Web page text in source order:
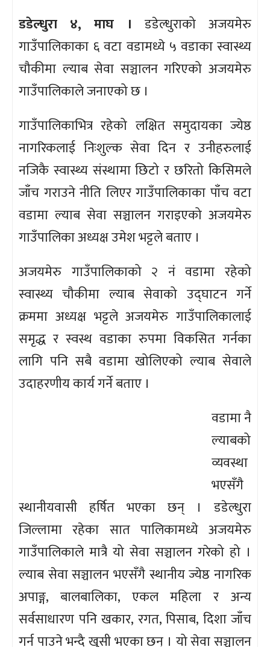
डडेल्धुरा ४, माघ । डडेल्धुराको अजयमेरु
गाउँपालिकाका ६ वटा वडामध्ये ५ वडाका स्वास्थ्य
चौकीमा ल्याब सेवा सञ्चालन गरिएको अजयमेरु
गाउँपालिकाले जनाएको छ ।
गाउँपालिकाभित्र रहेको लक्षित समुदायका ज्येष्ठ
नागरिकलाई निःशुल्क सेवा दिन र उनीहरुलाई
नजिकै स्वास्थ्य संस्थामा छिटो र छरितो किसिमले
जाँच गराउने नीति लिएर गाउँपालिकाका पाँच वटा
वडामा ल्याब सेवा सञ्चालन गराइएको अजयमेरु
गाउँपालिका अध्यक्ष उमेश भट्टले बताए ।
अजयमेरु गाउँपालिकाको २ नं वडामा रहेको
स्वास्थ्य चौकीमा ल्याब सेवाको उद्घाटन गर्ने
क्रममा अध्यक्ष भट्टले अजयमेरु गाउँपालिकालाई
समृद्ध र स्वस्थ वडाका रुपमा विकसित गर्नका
लागि पनि सबै वडामा खोलिएको ल्याब सेवाले
उदाहरणीय कार्य गर्ने बताए ।
वडामा नै
ल्याबको
व्यवस्था
भएसँगै
स्थानीयवासी हर्षित भएका छन् । डडेल्धुरा
जिल्लामा रहेका सात पालिकामध्ये अजयमेरु
गाउँपालिकाले मात्रै यो सेवा सञ्चालन गरेको हो ।
ल्याब सेवा सञ्चालन भएसँगै स्थानीय ज्येष्ठ नागरिक
अपाङ्ग, बालबालिका, एकल महिला र अन्य
सर्वसाधारण पनि खकार, रगत, पिसाब, दिशा जाँच
गर्न पाउने भन्दै खुसी भएका छन् । यो सेवा सञ्चालन